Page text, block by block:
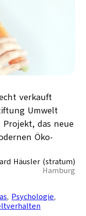
verkauft
Umwelt
das neue
Öko-
Häusler (stratum)
Hamburg
, Psychologie